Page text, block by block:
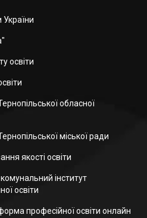
України
освіти
обласної
міської ради
якості освіти
інститут
освіти
професійної освіти онлайн